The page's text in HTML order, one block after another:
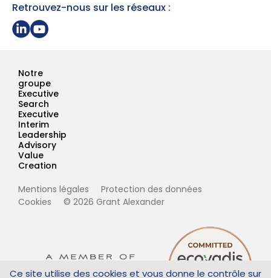
Retrouvez-nous sur les réseaux :
Partager sur Linkedin
Page Youtube Grant Alexander
Notre
groupe
Executive
Search
Executive
Interim
Leadership
Advisory
Value
Creation
Mentions légales
Protection des données
Cookies
© 2026 Grant Alexander
Ce site utilise des cookies et vous donne le contrôle sur